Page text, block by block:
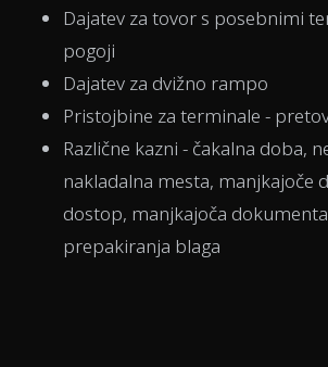
Dajatev za tovor s posebnimi
pogoji
Dajatev za dvižno rampo
Pristojbine za terminale -
Različne kazni - čakalna doba,
nakladalna mesta, manjkajoče
dostop, manjkajoča
prepakiranja blaga